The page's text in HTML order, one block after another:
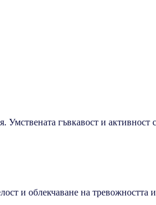
гъвкавост и активност
и облекчаване на тревожността